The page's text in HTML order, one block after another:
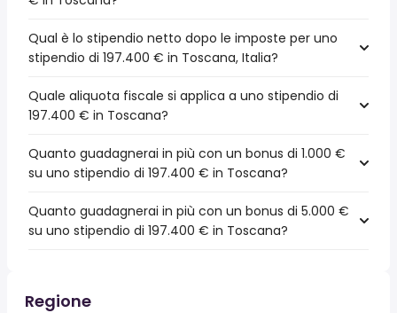
Qual è lo stipendio netto dopo le imposte per uno
stipendio di 197.400 € in Toscana, Italia?
Quale aliquota fiscale si applica a uno stipendio di
197.400 € in Toscana?
Quanto guadagnerai in più con un bonus di 1.000 €
su uno stipendio di 197.400 € in Toscana?
Quanto guadagnerai in più con un bonus di 5.000 €
su uno stipendio di 197.400 € in Toscana?
Regione